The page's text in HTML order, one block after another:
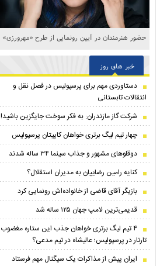
حاشیه‌های خاکسپاری اکبر عبدی در قطعه هنرمندان
خبر های روز
دستاوردی مهم برای پرسپولیس در فصل نقل و
انتقالات تابستانی
شرکت گاز مازندران: به فکر سوخت جایگزین باشید!
چهار تیم لیگ برتری خواهان کاپیتان پرسپولیس
دوقلوهای مشهور و جذاب سینما ۳۴ ساله شدند
کنایه رامین رضاییان به مدیران استقلال؟
بازیگر آقای قاضی از خانواده‌اش رونمایی کرد
قدیمی‌ترین لامپ جهان ۱۲۵ ساله شد
۴ تیم لیگ برتری خواهان جذب این ستاره مغضوب
تارتار در پرسپولیس؛‌ عالیشاه در تیم مدعی؟
ایران پیش از مذاکرات یک سیگنال مهم فرستاد